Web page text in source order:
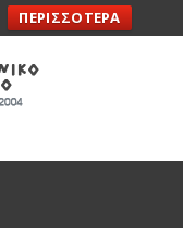
ΠΕΡΙΣΣΟΤΕΡΑ